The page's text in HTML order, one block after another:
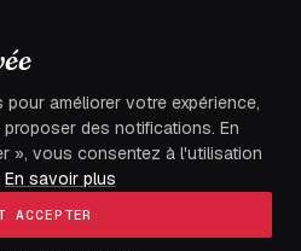
améliorer votre expérience,
des notifications. En
», vous consentez à l'utilisation
En savoir plus
ACCEPTER